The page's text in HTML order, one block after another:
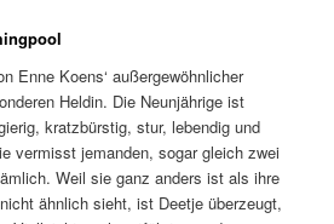
Enne Koens‘ außergewöhnlicher
Heldin. Die Neunjährige ist
kratzbürstig, stur, lebendig und
vermisst jemanden, sogar gleich zwei
Weil sie ganz anders ist als ihre
ähnlich sieht, ist Deetje überzeugt,